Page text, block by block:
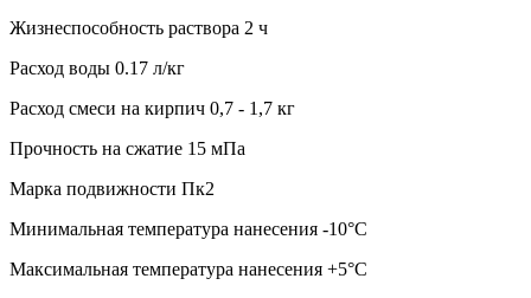
Жизнеспособность раствора 2 ч
Расход воды 0.17 л/кг
Расход смеси на кирпич 0,7 - 1,7 кг
Прочность на сжатие 15 мПа
Марка подвижности Пк2
Минимальная температура нанесения -10°C
Максимальная температура нанесения +5°C